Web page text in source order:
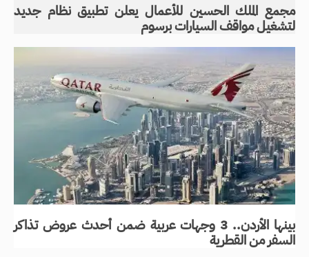
مجمع الملك الحسين للأعمال يعلن تطبيق نظام جديد
لتشغيل مواقف السيارات برسوم
بينها الأردن.. 3 وجهات عربية ضمن أحدث عروض تذاكر
السفر من القطرية